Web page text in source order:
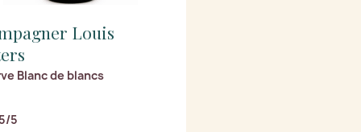
Louis
Blanc de blancs
5